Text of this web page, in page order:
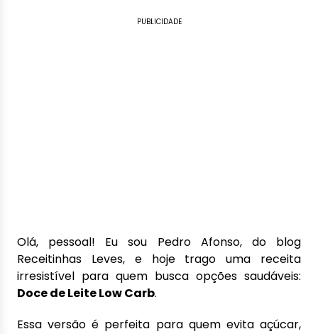
PUBLICIDADE
Olá, pessoal! Eu sou Pedro Afonso, do blog
Receitinhas Leves, e hoje trago uma receita
irresistível para quem busca opções saudáveis:
Doce de Leite Low Carb.
Essa versão é perfeita para quem evita açúcar,